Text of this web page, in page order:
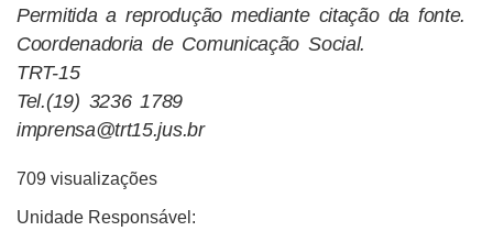
Permitida a reprodução mediante citação da fonte.
Coordenadoria de Comunicação Social.
TRT-15
Tel.(19) 3236 1789
imprensa@trt15.jus.br
709 visualizações
Unidade Responsável: